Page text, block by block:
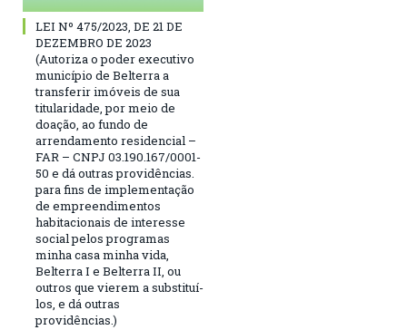
LEI Nº 475/2023, DE 21 DE
DEZEMBRO DE 2023
(Autoriza o poder executivo
município de Belterra a
transferir imóveis de sua
titularidade, por meio de
doação, ao fundo de
arrendamento residencial –
FAR – CNPJ 03.190.167/0001-
50 e dá outras providências.
para fins de implementação
de empreendimentos
habitacionais de interesse
social pelos programas
minha casa minha vida,
Belterra I e Belterra II, ou
outros que vierem a substituí-
los, e dá outras
providências.)